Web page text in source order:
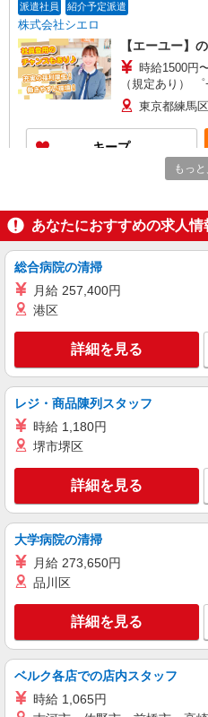
派遣社員 紹介予定派遣
株式会社シエロ
【エーユー】
時給1500円
（規定あり） ゜+゜・。○。・゜+゜・。○。・゜
+゜ 入社祝い金10万円
頂くと, インセンテ
い・週払い可能
+゜・。○。・゜
東京都練馬
キープ
【docomo】人
時給1400円
頂くと, インセンテ
い・週払い可
+゜・。○。・゜
派遣社員 紹介予定派遣
株式会社シエロ
人気機種に詳
時給1700
+゜ 入社祝い金10万
頂くと, インセンテ
い・週払い可能
+゜・。○。・゜
東京都練馬
キープ
派遣社員 紹介予定派遣
株式会社シエロ
【Y!mobile】
売
時給1600円
（規定あり） ゜+゜・。○。・゜+゜・。○。・゜
+゜ 入社祝い金10万
頂くと, インセンテ
い・週払い可
東京都練馬
キープ
もっ
あなたにおすすめの求人情
総合病院の清掃
月給 257,400円
港区
詳細を見る
レジ・商品陳列スタッフ
時給 1,180円
堺市堺区
詳細を見る
大学病院の清掃
月給 273,650円
品川区
詳細を見る
ベルク各店での店内スタッフ
時給 1,065円